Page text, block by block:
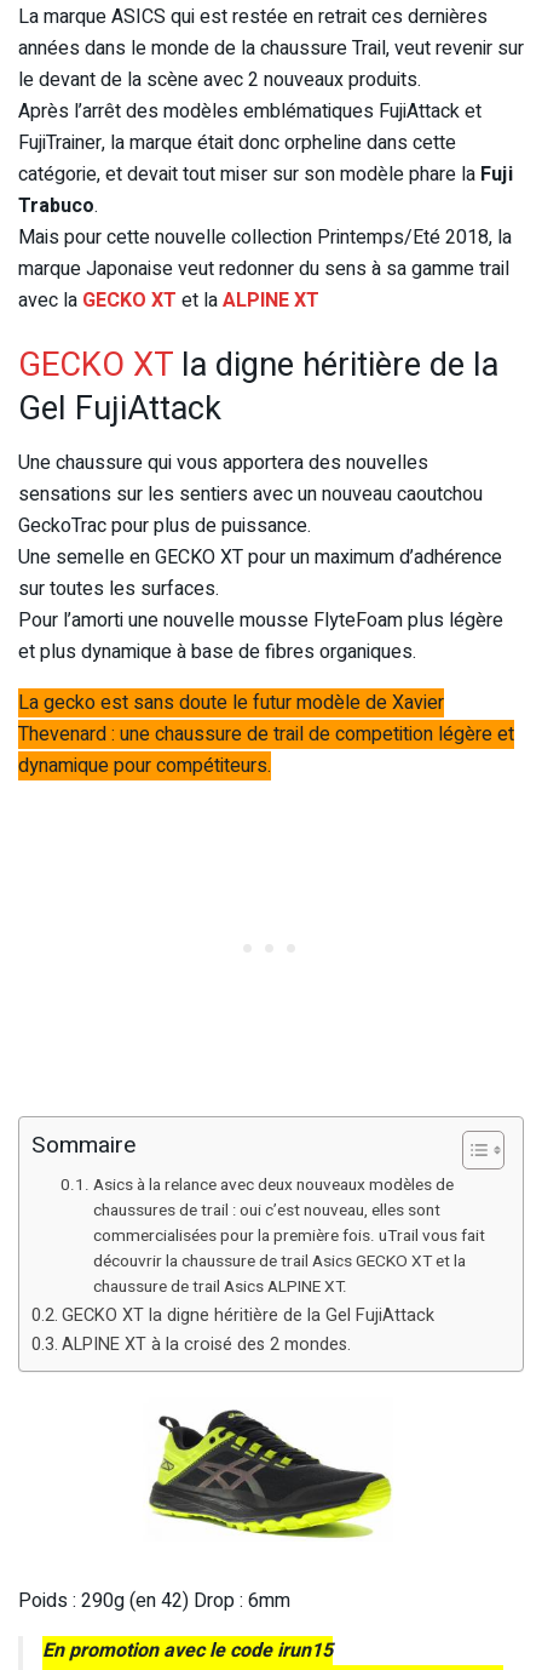
La marque ASICS qui est restée en retrait ces dernières
années dans le monde de la chaussure Trail, veut revenir sur
le devant de la scène avec 2 nouveaux produits.
Après l’arrêt des modèles emblématiques FujiAttack et
FujiTrainer, la marque était donc orpheline dans cette
catégorie, et devait tout miser sur son modèle phare la Fuji
Trabuco.
Mais pour cette nouvelle collection Printemps/Eté 2018, la
marque Japonaise veut redonner du sens à sa gamme trail
avec la GECKO XT et laALPINE XT
GECKO XT la digne héritière de la
Gel FujiAttack
Une chaussure qui vous apportera des nouvelles
sensations sur les sentiers avec un nouveau caoutchou
GeckoTrac pour plus de puissance.
Une semelle en GECKO XT pour un maximum d’adhérence
sur toutes les surfaces.
Pour l’amorti une nouvelle mousse FlyteFoam plus légère
et plus dynamique à base de fibres organiques.
La gecko est sans doute le futur modèle de Xavier
Thevenard : une chaussure de trail de competition légère et
dynamique pour compétiteurs.
Sommaire
Asics à la relance avec deux nouveaux modèles de
chaussures de trail : oui c’est nouveau, elles sont
commercialisées pour la première fois. uTrail vous fait
découvrir la chaussure de trail Asics GECKO XT et la
chaussure de trail Asics ALPINE XT.
GECKO XT la digne héritière de la Gel FujiAttack
ALPINE XT à la croisé des 2 mondes.
Poids : 290g (en 42) Drop : 6mm
En promotion avec le code irun15